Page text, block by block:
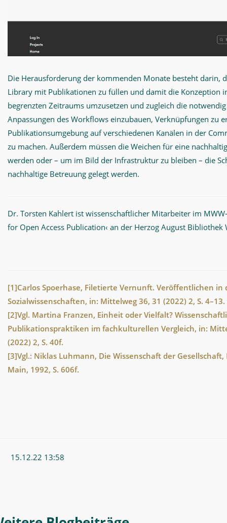
Die Herausforderung der kommenden Monate besteht darin,
Library mit Publikationen zu füllen und damit die Konzeption
begrenzten Zeitraums umzusetzen und zugleich die
Anpassungen des Workflows einzubauen, Verknüpfungen zu
Publikationsumgebung auf verschiedenen Kanälen in der
zu machen. Außerdem müssen die Weichen für eine
werden oder – um im Bild der Infrastruktur zu bleiben – die
nachhaltige Betreuung gelegt werden.
Dr. Torsten Kahlert ist wissenschaftlicher Mitarbeiter im
for Open Access Publication‹ an der Herzog August
[1]Carlos Spoerhase, Filetierte Vernunft. Veröffentlichen in
Sozialwissenschaften, in: Mittelweg 36, 31 (2022) 2, S. 4–13.
[2]Vgl. Martina Franzen, Einheit oder Vielfalt?
Publikationspraktiken im fachkulturellen Vergleich, in:
(2022) 2, S. 40f.
[3]Vgl.: Niklas Luhmann, Die Wissenschaft der
Main, 1992, S. 606f.
15.12.22 13:58